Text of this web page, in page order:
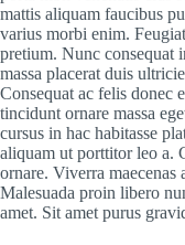
mattis aliquam faucibus
varius morbi enim.
pretium. Nunc consequat
massa placerat duis
Consequat ac felis donec
tincidunt ornare massa
cursus in hac habitasse
aliquam ut porttitor leo a.
ornare. Viverra maecenas
Malesuada proin libero
amet. Sit amet purus